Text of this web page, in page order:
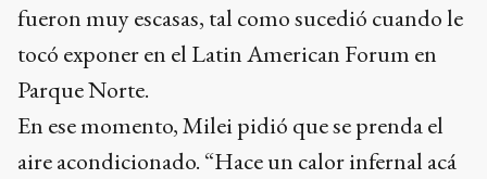
fueron muy escasas, tal como sucedió cuando le
tocó exponer en el Latin American Forum en
Parque Norte.
En ese momento, Milei pidió que se prenda el
aire acondicionado. “Hace un calor infernal acá